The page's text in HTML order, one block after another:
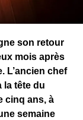
son retour
mois après
L’ancien chef
la tête du
cinq ans, à
semaine